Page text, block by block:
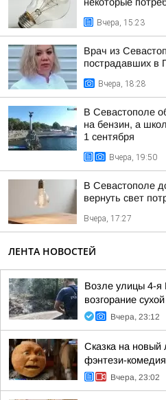
Вчера, 15:23
Врач из
пострадавших в
Вчера, 18:28
В Севастополе
на бензин, а
1 сентября
Вчера, 19:50
В Севастополе
вернуть свет
Вчера, 17:27
ЛЕНТА НОВОСТЕЙ
Возле улицы 4-я
возгорание
Вчера, 23:12
Сказка на
фэнтези-
Вчера, 23:02